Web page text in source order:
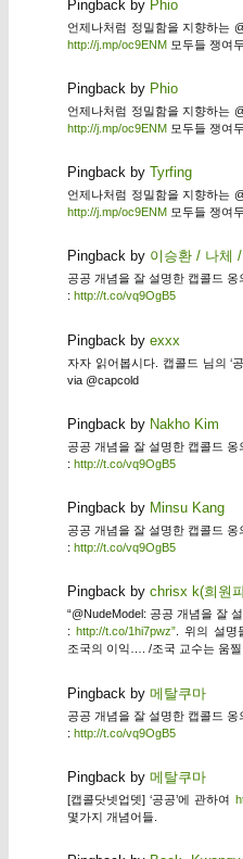
Pingback by Phio
언제나처럼 정밀함을 지향하는
http://j.mp/oc9ENM모두들 쟁여
Pingback by Phio
언제나처럼 정밀함을 지향하는
http://j.mp/oc9ENM모두들 쟁여
Pingback by Tyrfing
언제나처럼 정밀함을 지향하는
http://j.mp/oc9ENM모두들 쟁여
Pingback by 이승환 / 나체
공공 개념을 잘 설명한 캡콜드 옹
: http://t.co/vq9OgB5
Pingback by exxx
자자 읽어봅시다. 캡콜드 님의 ‘
via @capcold
Pingback by Nakho Kim
공공 개념을 잘 설명한 캡콜드 옹
: http://t.co/vq9OgB5
Pingback by Minsu Kang
공공 개념을 잘 설명한 캡콜드 옹
: http://t.co/vq9OgB5
Pingback by chrisx k(희원
“@NudeModel: 공공 개념을 잘
: http://t.co/1hi7pwz”. 위의 설명
조국의 이익…. /조국 교수는 움
Pingback by 메탈쿠마
공공 개념을 잘 설명한 캡콜드 옹
: http://t.co/vq9OgB5
Pingback by 메탈쿠마
[캡콜닷넷업뎃] ‘공공’에 관하여
몇가지 개념어들.